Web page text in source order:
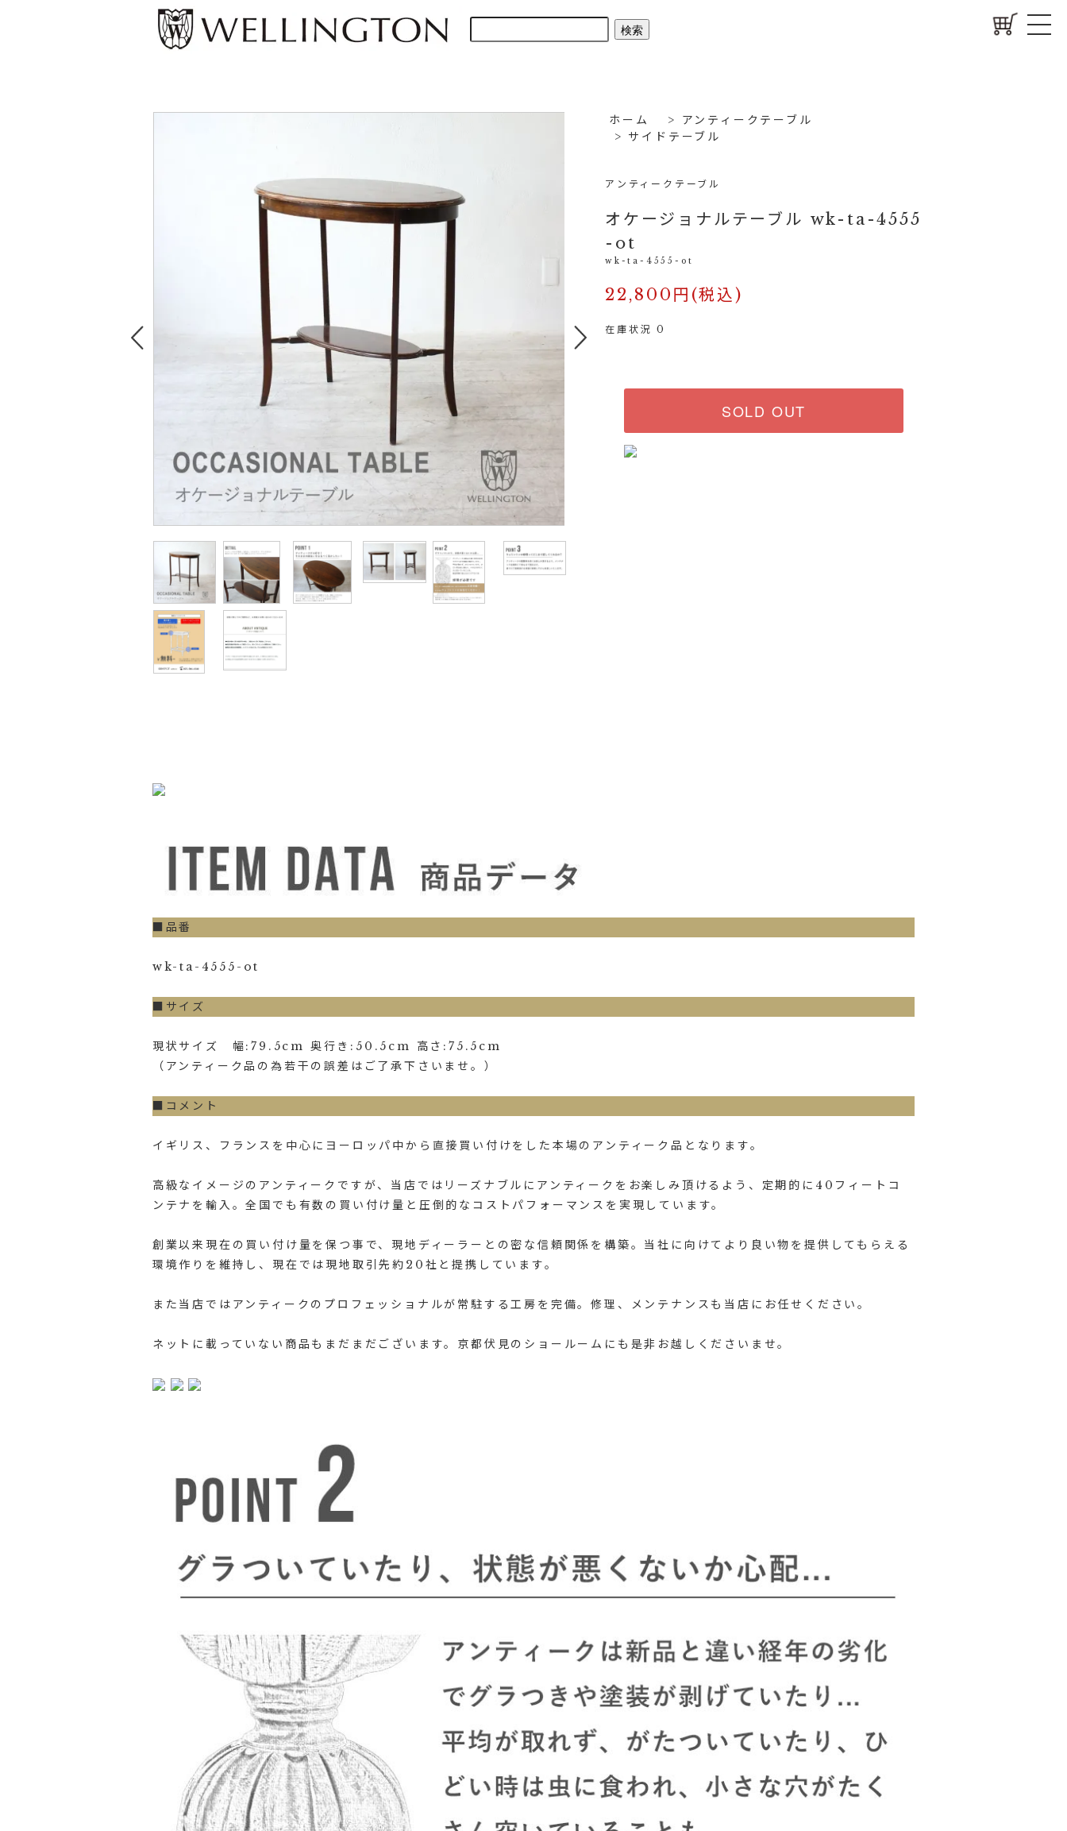
ホーム > アンティークテーブル
> サイドテーブル
アンティークテーブル
オケージョナルテーブル wk-ta-4555
-ot
wk-ta-4555-ot
22,800円(税込)
在庫状況 0
SOLD OUT
■品番
wk-ta-4555-ot
■サイズ
現状サイズ 幅:79.5cm 奥行き:50.5cm 高さ:75.5cm
（アンティーク品の為若干の誤差はご了承下さいませ。）
■コメント
イギリス、フランスを中心にヨーロッパ中から直接買い付けをした本場のアンティーク品となります。
高級なイメージのアンティークですが、当店ではリーズナブルにアンティークをお楽しみ頂けるよう、定期的に40フィートコ
ンテナを輸入。全国でも有数の買い付け量と圧倒的なコストパフォーマンスを実現しています。
創業以来現在の買い付け量を保つ事で、現地ディーラーとの密な信頼関係を構築。当社に向けてより良い物を提供してもらえる
環境作りを維持し、現在では現地取引先約20社と提携しています。
また当店ではアンティークのプロフェッショナルが常駐する工房を完備。修理、メンテナンスも当店にお任せください。
ネットに載っていない商品もまだまだございます。京都伏見のショールームにも是非お越しくださいませ。